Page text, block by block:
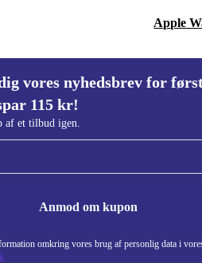
Apple
vores nyhedsbrev for
115 kr!
af et tilbud igen.
Anmod om kupon
omkring vores brug af personlig data i
for første
Du kan finde
NEW.